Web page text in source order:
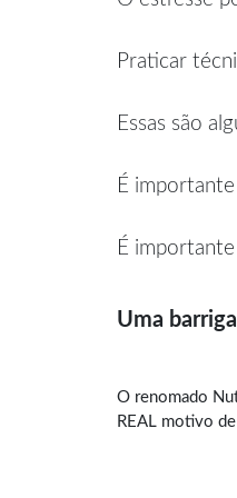
Praticar
Essas são
É
É
Uma
O renomado
REAL motivo